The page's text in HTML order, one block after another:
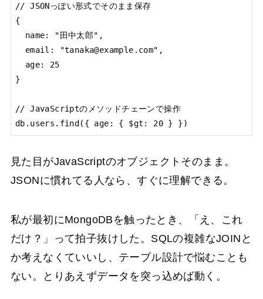
// JSONっぽい形式でそのまま保存
{
}
// JavaScriptのメソッドチェーンで操作
db.users.find({ age: { $gt: 20 } })
見た目がJavaScriptのオブジェクトそのまま。
JSONに慣れてる人なら、すぐに理解できる。
私が最初にMongoDBを触ったとき、「え、これ
だけ？」って拍子抜けした。SQLの複雑なJOINと
か考えなくていいし、テーブル設計で悩むことも
ない。とりあえずデータを突っ込めば動く。